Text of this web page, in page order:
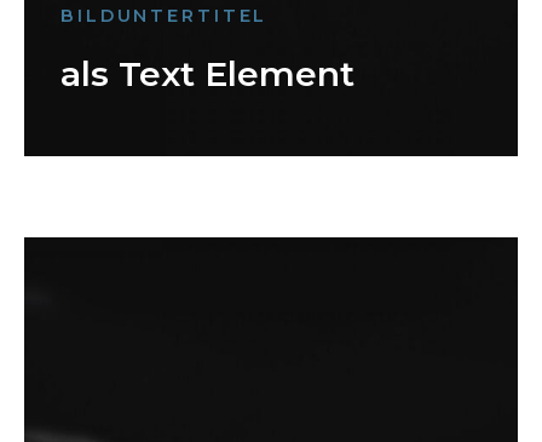
BILDUNTERTITEL
als Text Element